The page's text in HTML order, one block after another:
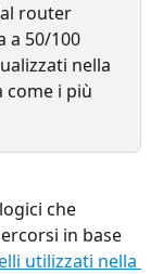
router
a 50/100
nella
come i più
che
in base
utilizzati nella